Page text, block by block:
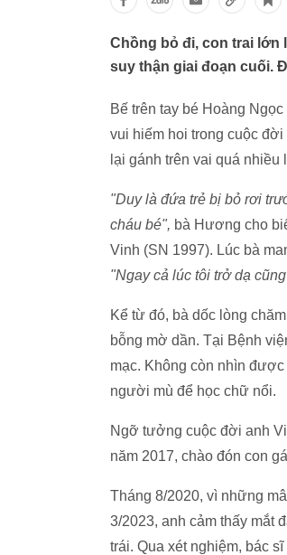
Chồng bỏ đi, con trai lớn
suy thận giai đoạn cuối.
Bế trên tay bé Hoàng
vui hiếm hoi trong cuộc
lại gánh trên vai quá nhiều
"Duy là đứa trẻ bị bỏ rơi
cháu bé", bà Hương cho
Vinh (SN 1997). Lúc bà
"Ngay cả lúc tôi trở dạ
Kể từ đó, bà dốc lòng
bỗng mờ dần. Tại Bệnh
mạc. Không còn nhìn
người mù để học chữ nổi.
Ngỡ tưởng cuộc đời anh
năm 2017, chào đón con
Tháng 8/2020, vì những
3/2023, anh cảm thấy mắt
trái. Qua xét nghiệm, bác